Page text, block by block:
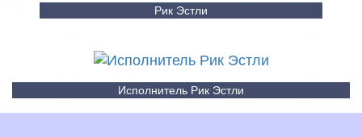
Рик Эстли
Исполнитель Рик Эстли